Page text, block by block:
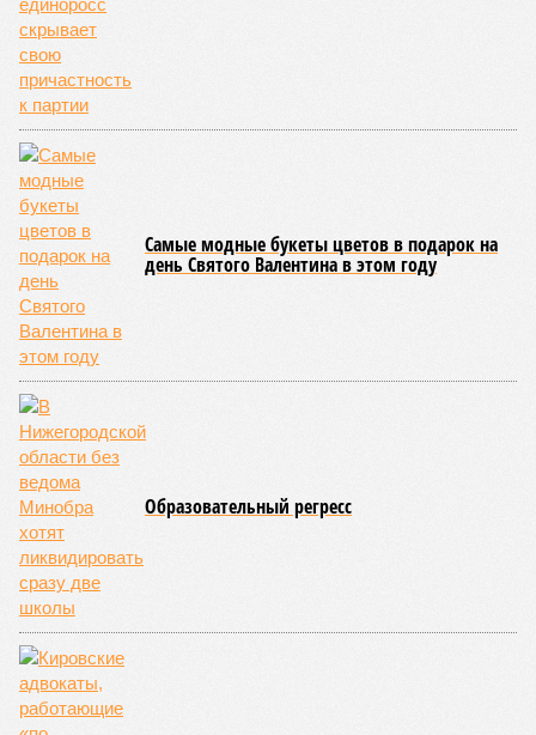
почти втрое дороже свинины и делает баранину одним из
самых дорогих вариантов для шашлыка в Приволжском
федеральном округе.
А вот говядина – отличный компромисс для тех, кто по
каким-то причинам не любит или не ест свинину. В
Кировской области бескостная говядина стоит около 3320
рублей за килограмм, что чуть дешевле, чем баранина, но
всё равно заметно дороже свинины. В большинстве
регионов округа говядина чуть дешевле, а по соотношению
цена-качество остаётся одним из лучших вариантов для
шашлыка.
Если хотите сэкономить и не возиться с маринадом,
отличный выбор – сосиски и сардельки. В Кировской
области цена на них достигает примерно 1600 рублей за
килограмм – чуть выше, чем у свинины, но не значительно.
Это практичный и быстрый вариант для тех, кто
предпочитает не тратить время на подготовку.
Что касается гарниров, то в Кировской области популярны
свежие овощи и грибы. Цены на грибы – около 1571 рубля
за килограмм, что сопоставимо со стоимостью свинины.
Для больших компаний лучше выбрать более экономичный
вариант – свинину или сосиски. Не забывайте сравнивать
цены в магазинах и на рынках: перед праздниками цены
могут колебаться.